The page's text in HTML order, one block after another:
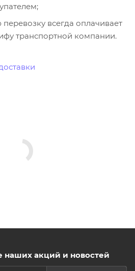
всегда оплачивает
транспортной компании.
наших акций и новостей